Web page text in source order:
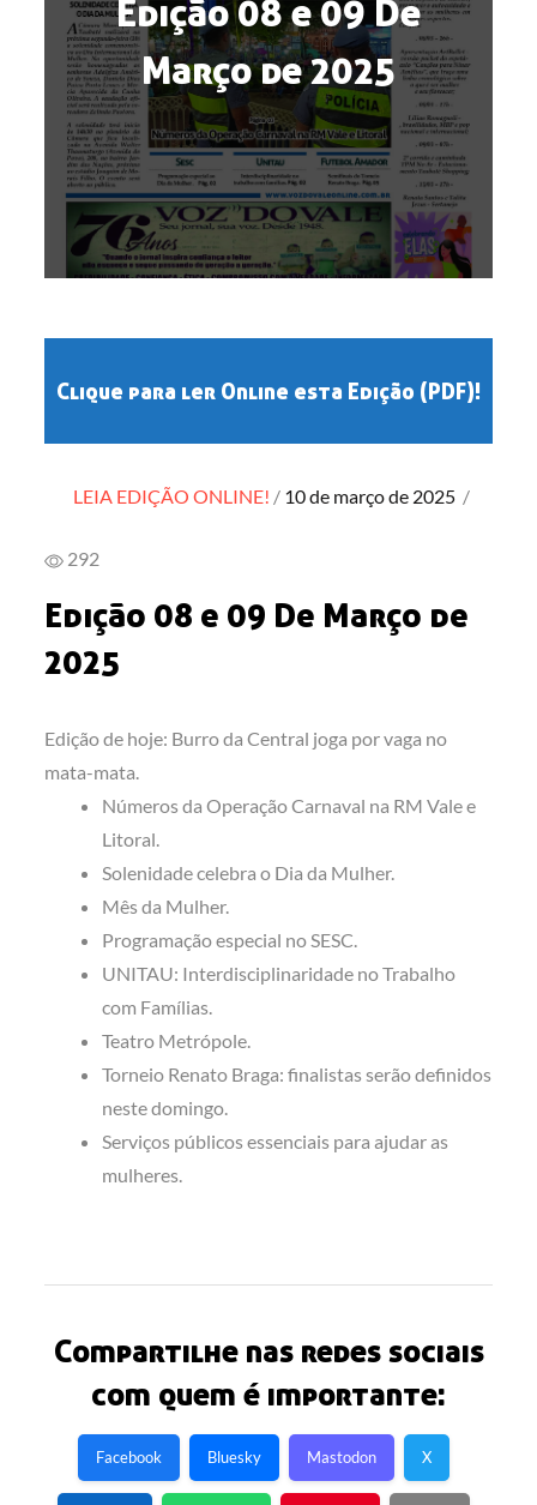
Edição 08 e 09 De
Março de 2025
Clique para ler Online esta Edição (PDF)!
LEIA EDIÇÃO ONLINE! Posted
10 de março de 2025 /
292
Edição 08 e 09 De Março de
2025
Edição de hoje: Burro da Central joga por vaga no
mata-mata.
Números da Operação Carnaval na RM Vale e
Litoral.
Solenidade celebra o Dia da Mulher.
Mês da Mulher.
Programação especial no SESC.
UNITAU: Interdisciplinaridade no Trabalho
com Famílias.
Teatro Metrópole.
Torneio Renato Braga: finalistas serão definidos
neste domingo.
Serviços públicos essenciais para ajudar as
mulheres.
Compartilhe nas redes sociais
com quem é importante:
Facebook Bluesky Mastodon X